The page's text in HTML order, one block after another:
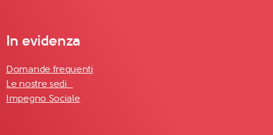
In evidenza
Domande frequenti
Le nostre sedi
Impegno Sociale